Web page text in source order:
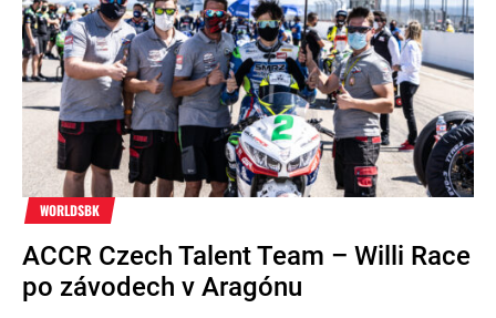
WORLDSBK
ACCR Czech Talent Team – Willi Race
po závodech v Aragónu